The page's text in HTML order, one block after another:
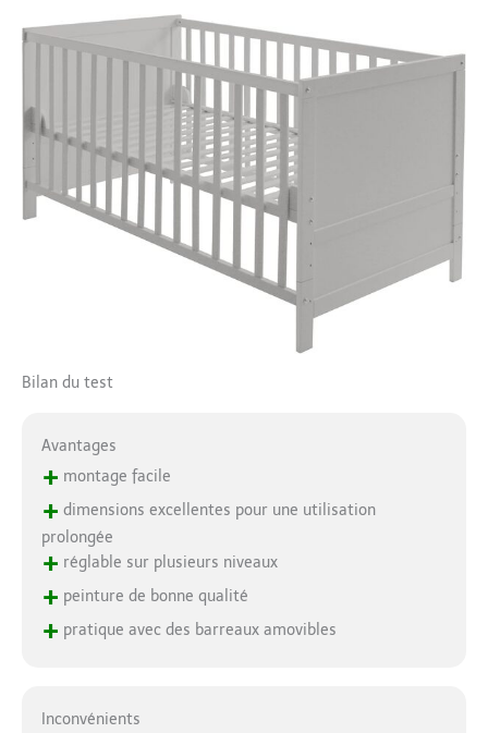
Bilan du test
Avantages
+ montage facile
+ dimensions excellentes pour une utilisation
prolongée
+ réglable sur plusieurs niveaux
+ peinture de bonne qualité
+ pratique avec des barreaux amovibles
Inconvénients